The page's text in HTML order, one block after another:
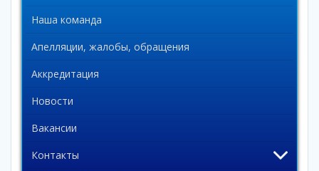
Наша команда
Апелляции, жалобы, обращения
Аккредитация
Новости
Вакансии
Контакты